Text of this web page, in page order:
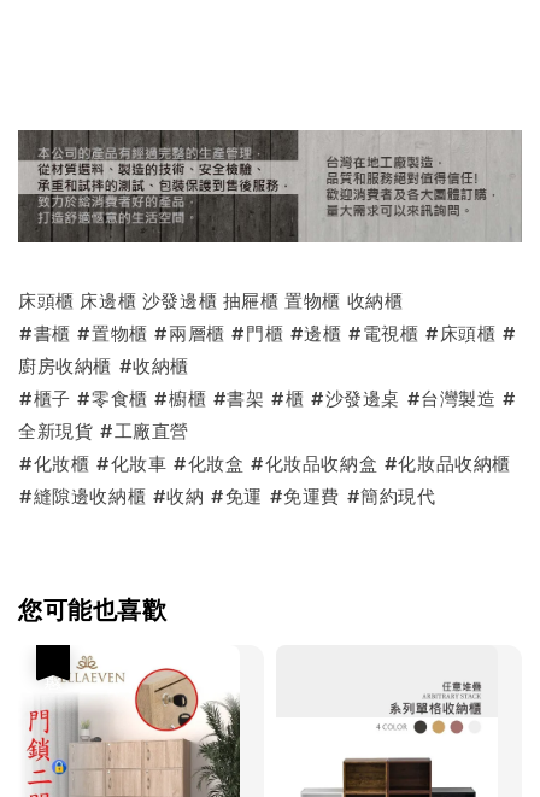
床頭櫃 床邊櫃 沙發邊櫃 抽屜櫃 置物櫃 收納櫃
#書櫃 #置物櫃 #兩層櫃 #門櫃 #邊櫃 #電視櫃 #床頭櫃 #
廚房收納櫃 #收納櫃
#櫃子 #零食櫃 #櫥櫃 #書架 #櫃 #沙發邊桌 #台灣製造 #
全新現貨 #工廠直營
#化妝櫃 #化妝車 #化妝盒 #化妝品收納盒 #化妝品收納櫃
#縫隙邊收納櫃 #收納 #免運 #免運費 #簡約現代
您可能也喜歡